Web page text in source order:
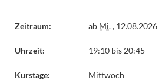
Zeitraum: ab Mi., 12.08.2026
Uhrzeit: 19:10 bis 20:45
Kurstage: Mittwoch